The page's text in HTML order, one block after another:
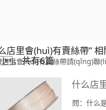
店里會(huì)有賣絲帶”
，共有6篇
店里會(huì)有賣絲帶請(qǐng)聯
什么店
問：什么